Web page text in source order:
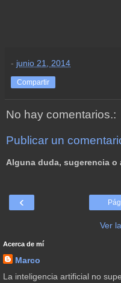
- junio 21, 2014
Compartir
No hay comentarios.:
Publicar un
Alguna duda, sugerencia o
‹
Ver
Acerca de mí
Marco
La inteligencia artificial no